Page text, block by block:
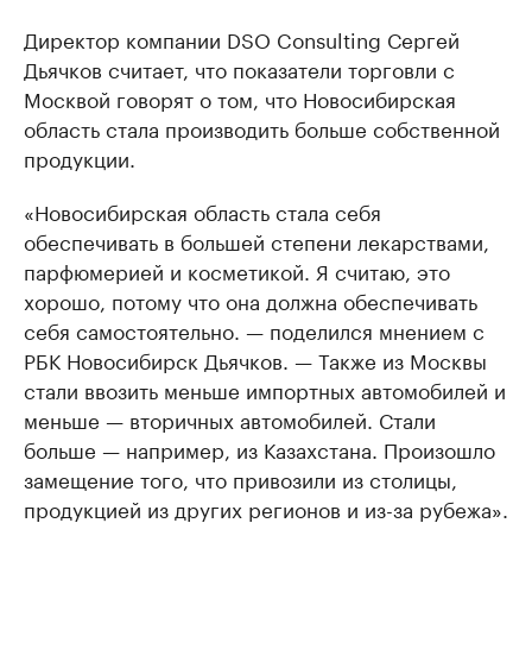
Директор компании DSO Consulting Сергей
Дьячков считает, что показатели торговли с
Москвой говорят о том, что Новосибирская
область стала производить больше собственной
продукции.
«Новосибирская область стала себя
обеспечивать в большей степени лекарствами,
парфюмерией и косметикой. Я считаю, это
хорошо, потому что она должна обеспечивать
себя самостоятельно. — поделился мнением с
РБК Новосибирск Дьячков. — Также из Москвы
стали ввозить меньше импортных автомобилей и
меньше — вторичных автомобилей. Стали
больше — например, из Казахстана. Произошло
замещение того, что привозили из столицы,
продукцией из других регионов и из-за рубежа».